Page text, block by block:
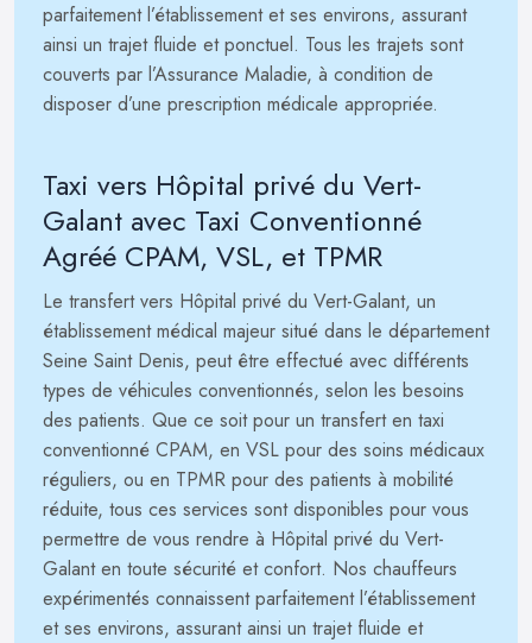
parfaitement l’établissement et ses environs, assurant
ainsi un trajet fluide et ponctuel. Tous les trajets sont
couverts par l’Assurance Maladie, à condition de
disposer d’une prescription médicale appropriée.
Taxi vers Hôpital privé du Vert-
Galant avec Taxi Conventionné
Agréé CPAM, VSL, et TPMR
Le transfert vers Hôpital privé du Vert-Galant, un
établissement médical majeur situé dans le département
Seine Saint Denis, peut être effectué avec différents
types de véhicules conventionnés, selon les besoins
des patients. Que ce soit pour un transfert en taxi
conventionné CPAM, en VSL pour des soins médicaux
réguliers, ou en TPMR pour des patients à mobilité
réduite, tous ces services sont disponibles pour vous
permettre de vous rendre à Hôpital privé du Vert-
Galant en toute sécurité et confort. Nos chauffeurs
expérimentés connaissent parfaitement l’établissement
et ses environs, assurant ainsi un trajet fluide et